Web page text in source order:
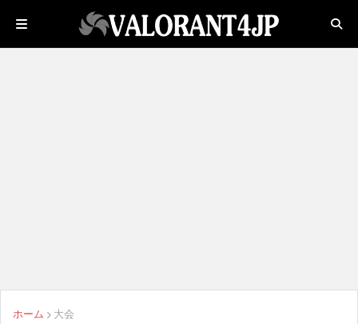
ホーム 大会